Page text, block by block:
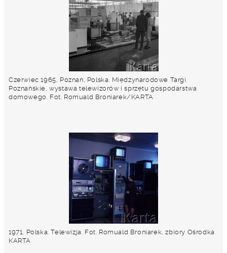
Czerwiec 1965, Poznań, Polska. Międzynarodowe Targi
Poznańskie, wystawa telewizorów i sprzętu gospodarstwa
domowego. Fot. Romuald Broniarek/KARTA
1971, Polska. Telewizja. Fot. Romuald Broniarek, zbiory Ośrodka
KARTA